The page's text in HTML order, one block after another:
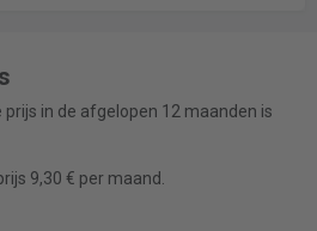
in de afgelopen 12 maanden is
9,30 € per maand.